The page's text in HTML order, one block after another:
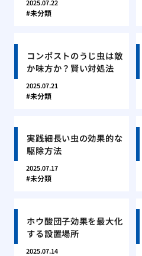
2025.07.22
未分類
コンポストのうじ虫は敵
か味方か？賢い対処法
2025.07.21
未分類
実践細長い虫の効果的な
駆除方法
2025.07.17
未分類
ホウ酸団子効果を最大化
する設置場所
2025.07.14